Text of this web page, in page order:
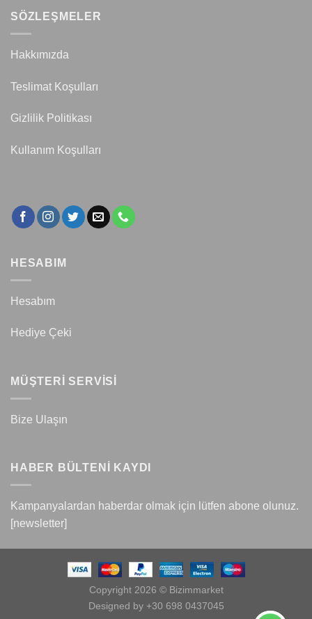
SÖZLEŞMELER
Hakkımızda
Teslimat Koşulları
Gizlilik Politikası
Kullanım Koşulları
HESABIM
Hesabım
Hediye Çeki
MÜŞTERİ SERVİSİ
Bize Ulaşın
HABER BÜLTENİ KAYDI
Kampanyalardan haberdar olmak için lütfen abone olunuz.
[newsletter]
Copyright 2026 © Bizimmarket
Designed by +30 698 0437045